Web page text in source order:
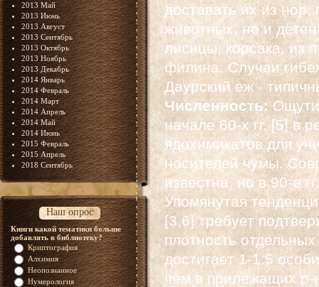
2013 Май
2013 Июнь
2013 Август
2013 Сентябрь
2013 Октябрь
2013 Ноябрь
2013 Декабрь
2014 Январь
2014 Февраль
2014 Март
2014 Апрель
2014 Май
2014 Июнь
2015 Февраль
2015 Апрель
2018 Сентябрь
Наш опрос
Книги какой тематики больше
добавлять в библиотеку?
Криптография
Алхимия
Неопознанное
Нумерология
доставать их из
животных, но и
лисицы, корсака, из
филина. Случаи
Даурский еж -
Численность:
начале 60-х гг. [5] в
ядохимикатов для
носителей чумы.
известна, но в 90-е
Упомянутая
[3,6] требует
плотность
достигает 1-1.5
чем в прилежащих